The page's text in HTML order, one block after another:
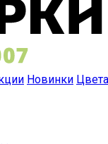
Новинки Цвета